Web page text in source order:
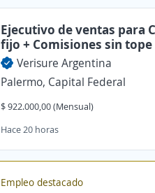
Ejecutivo de ventas para
fijo + Comisiones sin tope
Verisure Argentina
Palermo, Capital Federal
$ 922.000,00 (Mensual)
Hace 20 horas
Empleo destacado